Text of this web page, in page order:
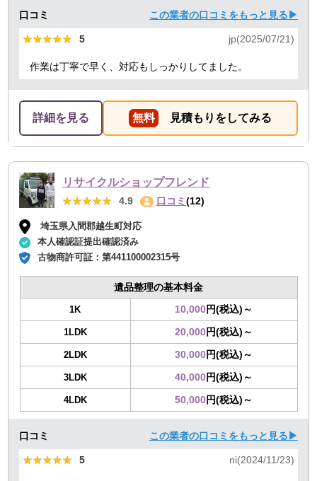
口コミ この業者の口コミをもっと見る▶
★★★★★
★★★★★ 5 jp(2025/07/21)
作業は丁寧で早く、対応もしっかりしてました。
詳細を見る 無料 見積もりをしてみる
リサイクルショップフレンド
★★★★★
★★★★★ 4.9 口コミ (12)
埼玉県入間郡越生町対応
本人確認証提出確認済み
古物商許可証：第441100002315号
遺品整理の基本料金
1K 10,000円(税込)～
1LDK 20,000円(税込)～
2LDK 30,000円(税込)～
3LDK 40,000円(税込)～
4LDK 50,000円(税込)～
口コミ この業者の口コミをもっと見る▶
★★★★★
★★★★★ 5 ni(2024/11/23)